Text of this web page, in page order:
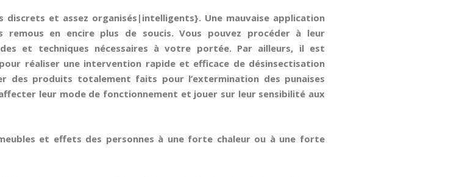
discrets et assez organisés|intelligents}. Une mauvaise application
remous en encire plus de soucis. Vous pouvez procéder à leur
et techniques nécessaires à votre portée. Par ailleurs, il est
réaliser une intervention rapide et efficace de désinsectisation
des produits totalement faits pour l’extermination des punaises
leur mode de fonctionnement et jouer sur leur sensibilité aux
et effets des personnes à une forte chaleur ou à une forte